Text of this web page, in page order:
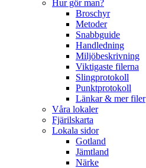
Hur gör man?
Broschyr
Metoder
Snabbguide
Handledning
Miljöbeskrivning
Viktigaste filerna
Slingprotokoll
Punktprotokoll
Länkar & mer filer
Våra lokaler
Fjärilskarta
Lokala sidor
Gotland
Jämtland
Närke